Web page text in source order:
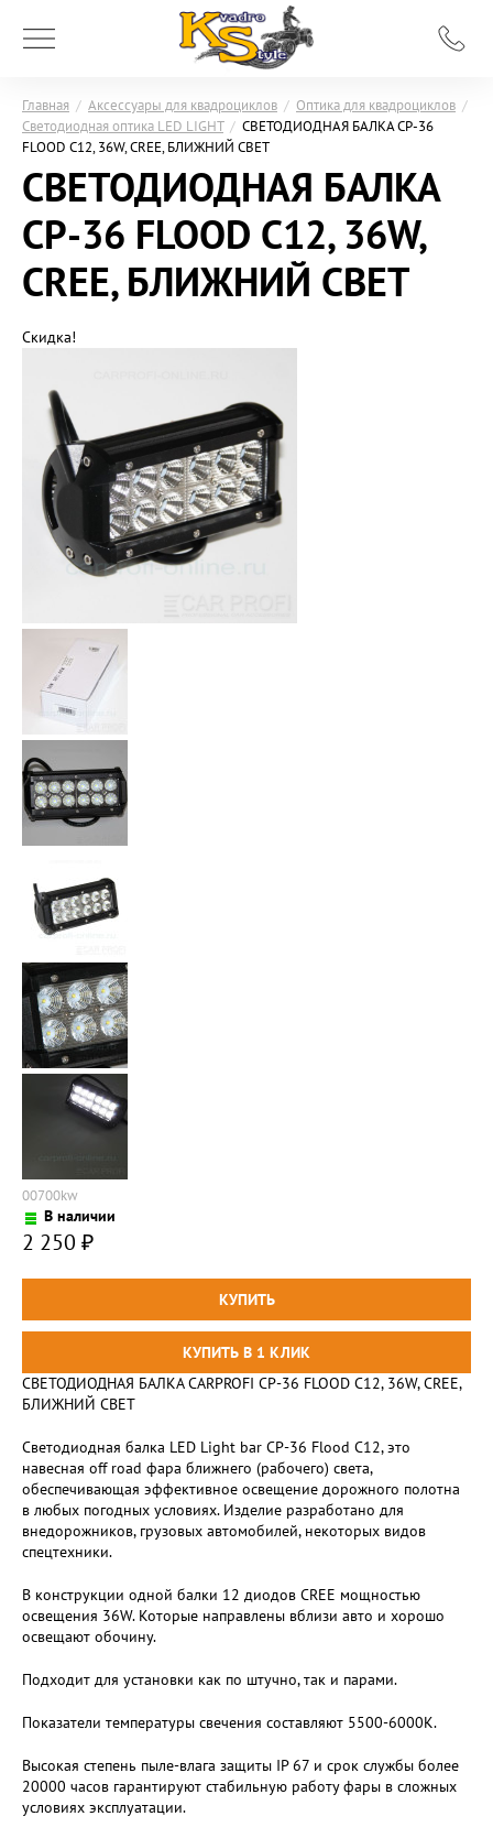
Главная / Аксессуары для квадроциклов / Оптика для квадроциклов /
Светодиодная оптика LED LIGHT / СВЕТОДИОДНАЯ БАЛКА CP-36
FLOOD C12, 36W, CREE, БЛИЖНИЙ СВЕТ
СВЕТОДИОДНАЯ БАЛКА
CP-36 FLOOD C12, 36W,
CREE, БЛИЖНИЙ СВЕТ
Скидка!
00700kw
В наличии
2 250 ₽
СВЕТОДИОДНАЯ БАЛКА CARPROFI CP-36 FLOOD C12, 36W, CREE,
БЛИЖНИЙ СВЕТ
Светодиодная балка LED Light bar CP-36 Flood C12, это
навесная off road фара ближнего (рабочего) света,
обеспечивающая эффективное освещение дорожного полотна
в любых погодных условиях. Изделие разработано для
внедорожников, грузовых автомобилей, некоторых видов
спецтехники.
В конструкции одной балки 12 диодов CREE мощностью
освещения 36W. Которые направлены вблизи авто и хорошо
освещают обочину.
Подходит для установки как по штучно, так и парами.
Показатели температуры свечения составляют 5500-6000K.
Высокая степень пыле-влага защиты IP 67 и срок службы более
20000 часов гарантируют стабильную работу фары в сложных
условиях эксплуатации.